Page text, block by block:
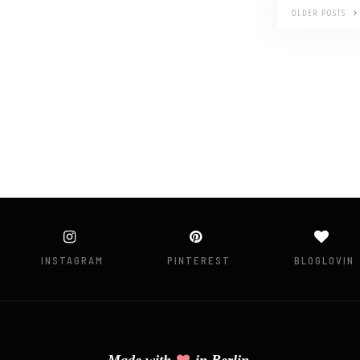
OLDER POSTS
INSTAGRAM PINTEREST BLOGLOVIN